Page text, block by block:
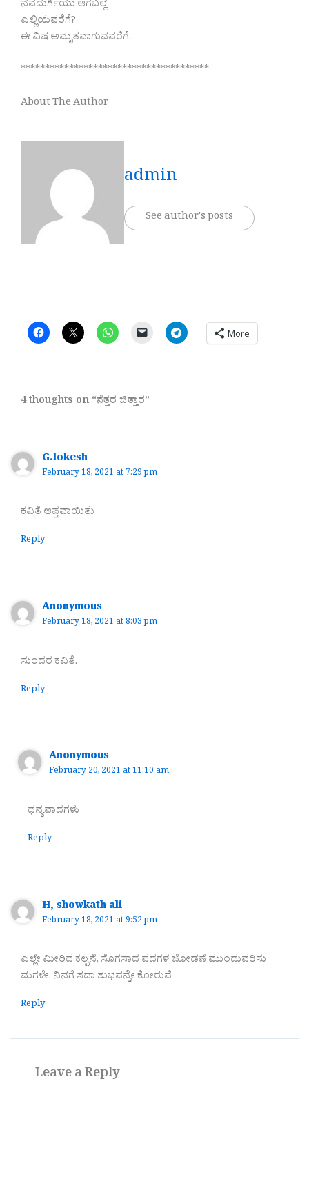
ನವದುರ್ಗಿಯು ಆಗಬಲ್ಲೆ
ಎಲ್ಲಿಯವರೆಗೆ?
ಈ ವಿಷ ಅಮೃತವಾಗುವವರೆಗೆ.
***************************************
About The Author
admin
See author's posts
More
4 thoughts on “ನೆತ್ತರ ಚಿತ್ತಾರ”
G.lokesh
February 18, 2021 at 7:29 pm
ಕವಿತೆ ಆಪ್ತವಾಯಿತು
Reply
Anonymous
February 18, 2021 at 8:03 pm
ಸುಂದರ ಕವಿತೆ.
Reply
Anonymous
February 20, 2021 at 11:10 am
ಧನ್ಯವಾದಗಳು
Reply
H, showkath ali
February 18, 2021 at 9:52 pm
ಎಲ್ಲೇ ಮೀರಿದ ಕಲ್ಪನೆ, ಸೊಗಸಾದ ಪದಗಳ ಜೋಡಣೆ ಮುಂದುವರಿಸು
ಮಗಳೇ. ನಿನಗೆ ಸದಾ ಶುಭವನ್ನೇ ಕೋರುವೆ
Reply
Leave a Reply